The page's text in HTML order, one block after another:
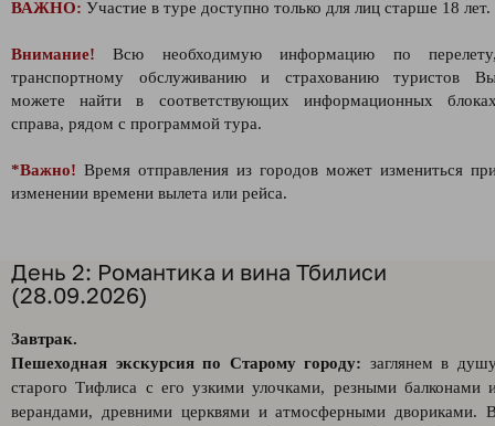
ВАЖНО: Участие в туре доступно только для лиц старше 18 лет.
Внимание! Всю необходимую информацию по
транспортному обслуживанию и страхованию туристов
можете найти в соответствующих информационных
справа, рядом с программой тура.
*Важно! Время отправления из городов может измениться
изменении времени вылета или рейса.
День 2: Романтика и вина Тбилиси
(28.09.2026)
Завтрак.
Пешеходная экскурсия по Старому городу: заглянем в
старого Тифлиса с его узкими улочками, резными балконами
верандами, древними церквями и атмосферными двориками.